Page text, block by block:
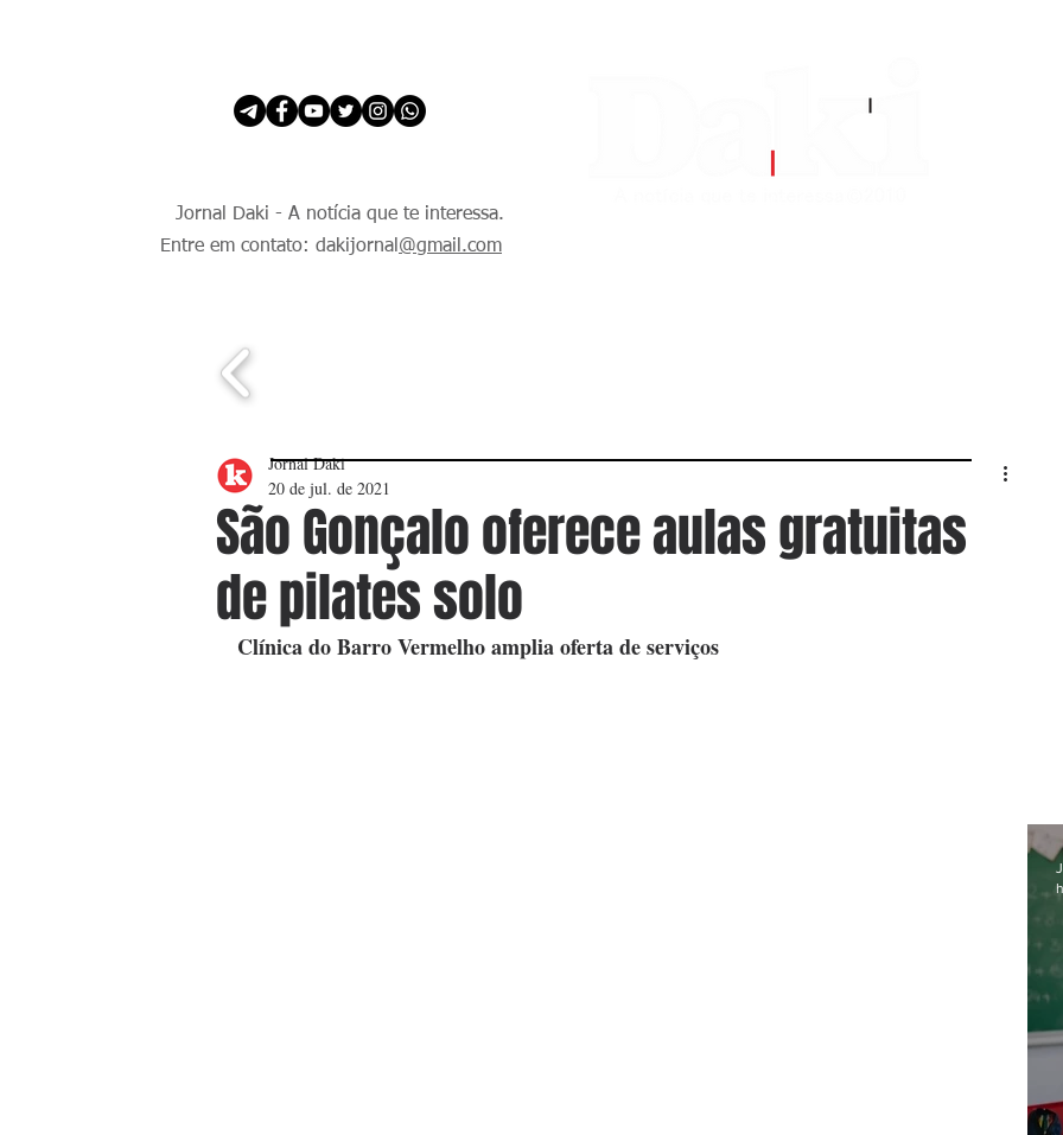
Jornal Daki - A notícia que te interessa.
Entre em contato: dakijornal @gmail.com
São Gonçalo oferece aulas gratuitas
de pilates solo
Jornal Daki
20 de jul. de 2021
Clínica do Barro Vermelho amplia oferta de serviços